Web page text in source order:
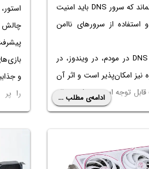
پیدا می‌کند. ناگفته نماند که سرور DNS باید امنیت
استفاده از سرورهای ناامن
تغییر دادن DNS Server در مودم، در ویندوز، در
امکان‌پذیر است و اثر آن
توجه است. در این مقاله
به نحوه تغییر آدرس سرور DNS در تنظیمات پلی
باکس سری ایکس یا اس
همراه باشید.
ادامه‌ی مطلب ...
و
را
اگر